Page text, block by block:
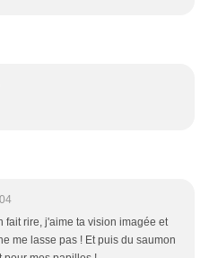
fait rire, j'aime ta vision imagée et
me lasse pas ! Et puis du saumon